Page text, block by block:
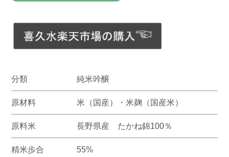
分類 純米吟醸
原材料 米（国産）・米麹（国産米）
原料米 長野県産 たかね錦100％
精米歩合 55%